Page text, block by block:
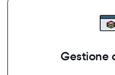
Gestione